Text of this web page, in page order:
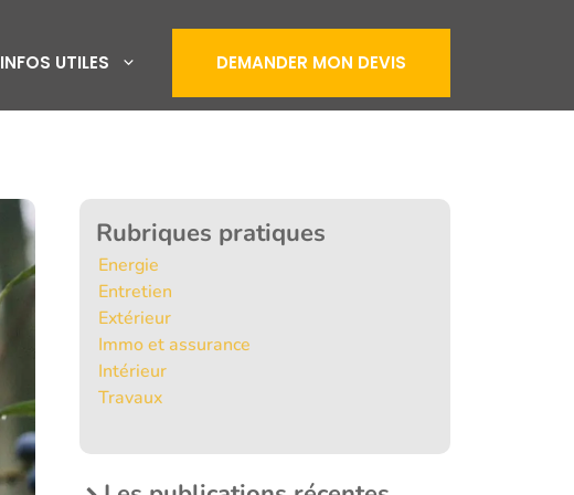
INFOS UTILES DEMANDER MON DEVIS
Rubriques pratiques
Energie
Entretien
Extérieur
Immo et assurance
Intérieur
Travaux